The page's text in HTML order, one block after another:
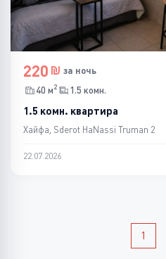
220
за ночь
40 м2 1.5 комн.
1.5 комн. квартира
Хайфа, Sderot HaNassi Truman 2
22.07.2026
1